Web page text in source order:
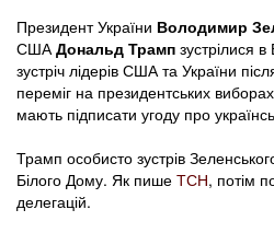
Президент України Володимир
СШАДональд Трамп зустрілися
зустріч лідерів США та України
переміг на президентських
мають підписати угоду про
Трамп особисто зустрів
Білого Дому. Як пише ТСН, потім
делегацій.